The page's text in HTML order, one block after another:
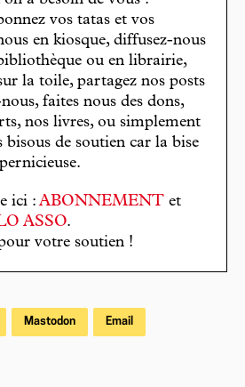
vos tatas et vos
en kiosque, diffusez-nous
ou en librairie,
la toile, partagez nos posts
faites nous des dons,
nos livres, ou simplement
bisous de soutien car la bise
ici : ABONNEMENT et
ASSO.
votre soutien !
Mastodon Email